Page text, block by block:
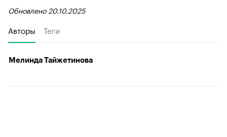
Обновлено 20.10.2025
Авторы Теги
Мелинда Тайжетинова